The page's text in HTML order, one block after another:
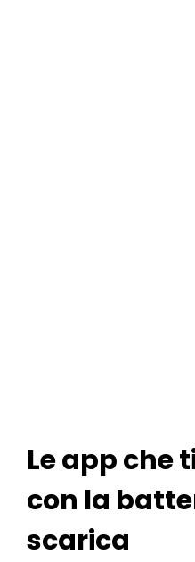
Le app che
con la
scarica